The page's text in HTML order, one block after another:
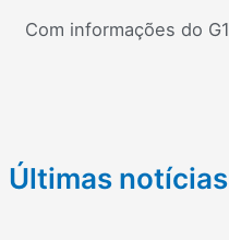
Com informações do G1
Últimas notícias